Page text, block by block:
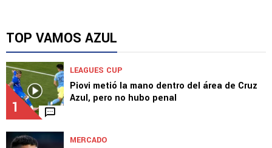
TOP VAMOS AZUL
1
LEAGUES CUP
Piovi metió la mano dentro del área de Cruz
Azul, pero no hubo penal
MERCADO